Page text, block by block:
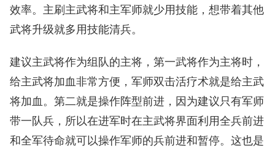
效率。主刷主武将和主军师就少用技能，想带着其他
武将升级就多用技能清兵。
建议主武将作为组队的主将，第一武将作为主将时，
给主武将加血非常方便，军师双击活疗术就是给主武
将加血。第二就是操作阵型前进，因为建议只有军师
带一队兵，所以在进军时在主武将界面利用全兵前进
和全军待命就可以操作军师的兵前进和暂停。这也是